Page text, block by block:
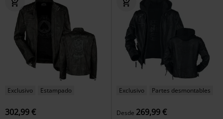
Exclusivo Estampado
302,99 €
Exclusivo Partes desmontables
Desde 269,99 €